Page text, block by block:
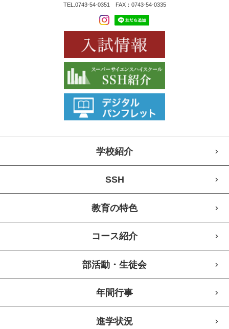
TEL.0743-54-0351 FAX：0743-54-0335
学校紹介
SSH
教育の特色
コース紹介
部活動・生徒会
年間行事
進学状況